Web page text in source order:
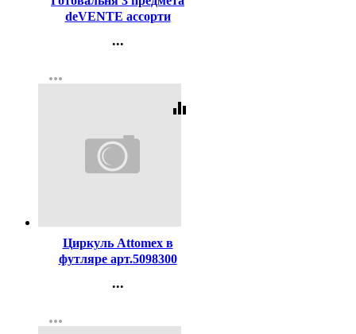
deVENTE ассорти
...
Регистрация
more_horiz
equalizer
Циркуль Attomex в
футляре арт.5098300
...
Регистрация
more_horiz